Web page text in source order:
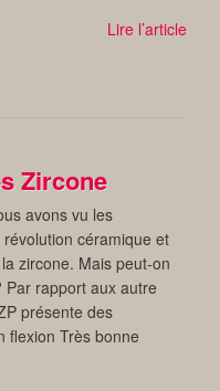
Lire l’article
Zircone
avons vu les
céramique et
zircone. Mais peut-on
rapport aux autre
présente des
flexion Très bonne